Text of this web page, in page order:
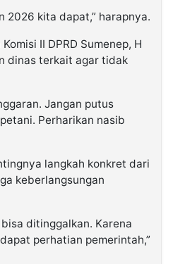
2026 kita dapat,” harapnya.
II DPRD Sumenep, H
dinas terkait agar tidak
Jangan putus
Perharikan nasib
langkah konkret dari
keberlangsungan
ditinggalkan. Karena
perhatian pemerintah,”